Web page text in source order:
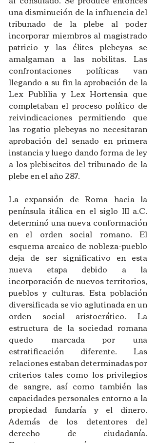
una disminución de la influencia del
tribunado de la plebe al poder
incorporar miembros al magistrado
patricio y las élites plebeyas se
amalgaman a las nobilitas. Las
confrontaciones políticas van
llegando a su fin la aprobación de la
Lex Publilia y Lex Hortensia que
completaban el proceso político de
reivindicaciones permitiendo que
las rogatio plebeyas no necesitaran
aprobación del senado en primera
instancia y luego dando forma de ley
a los plebiscitos del tribunado de la
plebe en el año 287.
La expansión de Roma hacia la
península itálica en el siglo III a.C.
determinó una nueva conformación
en el orden social romano. El
esquema arcaico de nobleza-pueblo
deja de ser significativo en esta
nueva etapa debido a la
incorporación de nuevos territorios,
pueblos y culturas. Esta población
diversificada se vio aglutinada en un
orden social aristocrático. La
estructura de la sociedad romana
quedo marcada por una
estratificación diferente. Las
relaciones estaban determinadas por
criterios tales como los privilegios
de sangre, así como también las
capacidades personales entorno a la
propiedad fundaría y el dinero.
Además de los detentores del
derecho de ciudadanía.